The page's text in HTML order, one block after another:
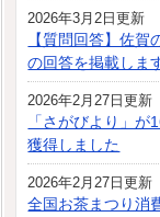
2026年3月2日更新
【質問回答】佐
の回答を掲載しま
2026年2月27日更新
「さがびより」
獲得しました
2026年2月27日更新
全国お茶まつり消